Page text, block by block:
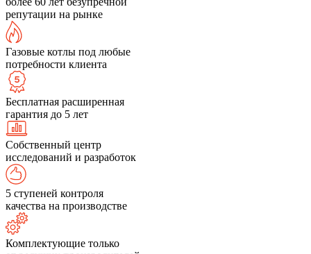
репутации на рынке
Газовые котлы под любые
потребности клиента
Бесплатная расширенная
гарантия до 5 лет
Собственный центр
исследований и разработок
5 ступеней контроля
качества на производстве
Комплектующие только